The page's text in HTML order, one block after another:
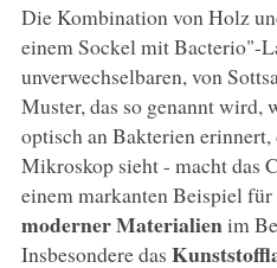
Die Kombination von Holz
einem Sockel mit Bacterio"-
unverwechselbaren, von
Muster, das so genannt wird,
optisch an Bakterien erinnert,
Mikroskop sieht - macht das
einem markanten Beispiel
moderner Materialienim
Insbesondere das